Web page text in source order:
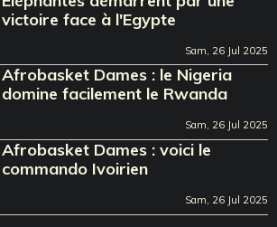
victoire face à l'Egypte
Sam, 26 Jul 2025
Afrobasket Dames : le Nigeria
domine facilement le Rwanda
Sam, 26 Jul 2025
Afrobasket Dames : voici le
commando Ivoirien
Sam, 26 Jul 2025